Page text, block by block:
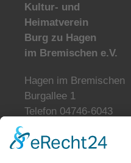
Kultur- und
Heimatverein
Burg zu Hagen
im Bremischen e.V.
Hagen im Bremischen
Burgallee 1
Telefon 04746-6043